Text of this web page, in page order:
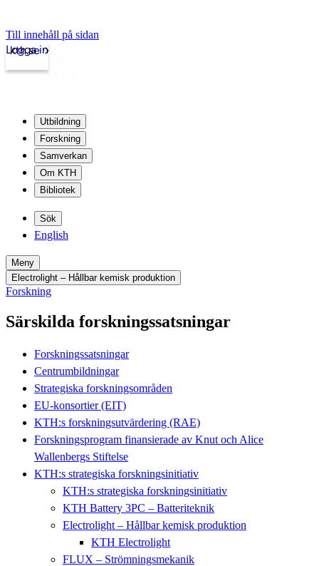
Till innehåll på sidan
kth.se
Logga in
Utbildning
Forskning
Samverkan
Om KTH
Bibliotek
Sök
English
Meny
Electrolight – Hållbar kemisk produktion
Forskning
Särskilda forskningssatsningar
Forskningssatsningar
Centrumbildningar
Strategiska forskningsområden
EU-konsortier (EIT)
KTH:s forskningsutvärdering (RAE)
Forskningsprogram finansierade av Knut och Alice
Wallenbergs Stiftelse
KTH:s strategiska forskningsinitiativ
KTH:s strategiska forskningsinitiativ
KTH Battery 3PC – Batteriteknik
Electrolight – Hållbar kemisk produktion
KTH Electrolight
FLUX – Strömningsmekanik